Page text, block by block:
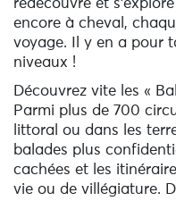
redécouvre et
encore à cheval,
voyage. Il y en a pour
niveaux !
Découvrez vite les «
Parmi plus de 700
littoral ou dans les
balades plus
cachées et les
vie ou de villégiature.